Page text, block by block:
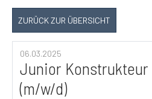
ZURÜCK ZUR ÜBERSICHT
06.03.2025
Junior Konstrukteur
(m/w/d)